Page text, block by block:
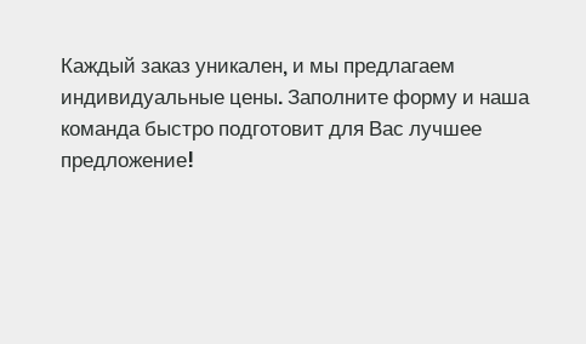
Каждый заказ уникален, и мы предлагаем
индивидуальные цены. Заполните форму и наша
команда быстро подготовит для Вас лучшее
предложение!